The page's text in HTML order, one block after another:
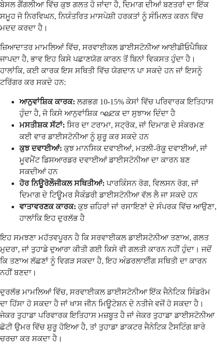
ਬੇਸਲ ਗੈਂਗਲੀਆ ਵਿੱਚ ਕੁਝ ਗਲਤ ਹੋ ਜਾਂਦਾ ਹੈ, ਦਿਮਾਗ ਦੀਆਂ ਬਣਤਰਾਂ ਦਾ ਇੱਕ
ਸਮੂਹ ਜੋ ਨਿਰਵਿਘਨ, ਨਿਯੰਤਰਿਤ ਮਾਸਪੇਸ਼ੀ ਹਰਕਤਾਂ ਨੂੰ ਸੰਮਿਲਤ ਕਰਨ ਵਿੱਚ
ਮਦਦ ਕਰਦਾ ਹੈ।
ਜ਼ਿਆਦਾਤਰ ਮਾਮਲਿਆਂ ਵਿੱਚ, ਸਰਵਾਈਕਲ ਡਾਈਸਟੋਨੀਆ ਆਈਡੀਓਪੈਥਿਕ
ਜਾਪਦਾ ਹੈ, ਭਾਵ ਇਹ ਕਿਸੇ ਪਛਾਣਯੋਗ ਕਾਰਨ ਤੋਂ ਬਿਨਾਂ ਵਿਕਸਤ ਹੁੰਦਾ ਹੈ।
ਹਾਲਾਂਕਿ, ਕਈ ਕਾਰਕ ਇਸ ਸਥਿਤੀ ਵਿੱਚ ਯੋਗਦਾਨ ਪਾ ਸਕਦੇ ਹਨ ਜਾਂ ਇਸਨੂੰ
ਟਰਿੱਗਰ ਕਰ ਸਕਦੇ ਹਨ:
ਆਨੁਵਾਂਸ਼ਿਕ ਕਾਰਕ: ਲਗਭਗ 10-15% ਕੇਸਾਂ ਵਿੱਚ ਪਰਿਵਾਰਕ ਇਤਿਹਾਸ
ਹੁੰਦਾ ਹੈ, ਜੋ ਕਿਸੇ ਆਨੁਵਾਂਸ਼ਿਕ ഘਟਕ ਦਾ ਸੁਝਾਅ ਦਿੰਦਾ ਹੈ
ਮਸਤੀਸ਼ਕ ਸੱਟਾਂ: ਸਿਰ ਦਾ ਟਰਾਮਾ, ਸਟ੍ਰੋਕ, ਜਾਂ ਦਿਮਾਗ ਦੇ ਸੰਕਰਮਣ
ਕਈ ਵਾਰ ਡਾਈਸਟੋਨੀਆ ਨੂੰ ਸ਼ੁਰੂ ਕਰ ਸਕਦੇ ਹਨ
ਕੁਝ ਦਵਾਈਆਂ: ਕੁਝ ਮਾਨਸਿਕ ਦਵਾਈਆਂ, ਮਤਲੀ-ਰੋਕੂ ਦਵਾਈਆਂ, ਜਾਂ
ਮੂਵਮੈਂਟ ਡਿਸਆਰਡਰ ਦਵਾਈਆਂ ਡਾਈਸਟੋਨੀਆ ਦਾ ਕਾਰਨ ਬਣ
ਸਕਦੀਆਂ ਹਨ
ਹੋਰ ਨਿਊਰੋਲੌਜੀਕਲ ਸਥਿਤੀਆਂ: ਪਾਰਕਿੰਸਨ ਰੋਗ, ਵਿਲਸਨ ਰੋਗ, ਜਾਂ
ਦਿਮਾਗ ਦੇ ਟਿਊਮਰ ਸੈਕੰਡਰੀ ਡਾਈਸਟੋਨੀਆ ਵੱਲ ਲੈ ਜਾ ਸਕਦੇ ਹਨ
ਵਾਤਾਵਰਣਕ ਕਾਰਕ: ਕੁਝ ਜ਼ਹਿਰਾਂ ਜਾਂ ਰਸਾਇਣਾਂ ਦੇ ਸੰਪਰਕ ਵਿੱਚ ਆਉਣਾ,
ਹਾਲਾਂਕਿ ਇਹ ਦੁਰਲੱਭ ਹੈ
ਇਹ ਸਮਝਣਾ ਮਹੱਤਵਪੂਰਨ ਹੈ ਕਿ ਸਰਵਾਈਕਲ ਡਾਈਸਟੋਨੀਆ ਤਣਾਅ, ਗਲਤ
ਮੁਦਰਾ, ਜਾਂ ਤੁਹਾਡੇ ਦੁਆਰਾ ਕੀਤੀ ਗਈ ਕਿਸੇ ਵੀ ਗਲਤੀ ਕਾਰਨ ਨਹੀਂ ਹੁੰਦਾ। ਜਦੋਂ
ਕਿ ਤਣਾਅ ਲੱਛਣਾਂ ਨੂੰ ਵਿਗੜ ਸਕਦਾ ਹੈ, ਇਹ ਅੰਡਰਲਾਈੰਗ ਸਥਿਤੀ ਦਾ ਕਾਰਨ
ਨਹੀਂ ਬਣਦਾ।
ਦੁਰਲੱਭ ਮਾਮਲਿਆਂ ਵਿੱਚ, ਸਰਵਾਈਕਲ ਡਾਈਸਟੋਨੀਆ ਇੱਕ ਜੈਨੇਟਿਕ ਸਿੰਡਰੋਮ
ਦਾ ਹਿੱਸਾ ਹੋ ਸਕਦਾ ਹੈ ਜਾਂ ਖਾਸ ਜੀਨ ਮਿਊਟੇਸ਼ਨ ਦੇ ਨਤੀਜੇ ਵਜੋਂ ਹੋ ਸਕਦਾ ਹੈ।
ਜੇਕਰ ਤੁਹਾਡਾ ਪਰਿਵਾਰਕ ਇਤਿਹਾਸ ਮਜ਼ਬੂਤ ਹੈ ਜਾਂ ਜੇਕਰ ਤੁਹਾਡਾ ਡਾਈਸਟੋਨੀਆ
ਛੋਟੀ ਉਮਰ ਵਿੱਚ ਸ਼ੁਰੂ ਹੋਇਆ ਹੈ, ਤਾਂ ਤੁਹਾਡਾ ਡਾਕਟਰ ਜੈਨੇਟਿਕ ਟੈਸਟਿੰਗ ਬਾਰੇ
ਚਰਚਾ ਕਰ ਸਕਦਾ ਹੈ।